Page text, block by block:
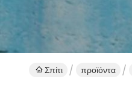
Σπίτι προϊόντα